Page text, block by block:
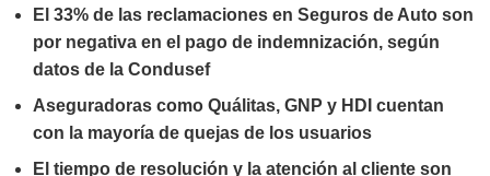
El 33% de las reclamaciones en Seguros de Auto son
por negativa en el pago de indemnización, según
datos de la Condusef
Aseguradoras como Quálitas, GNP y HDI cuentan
con la mayoría de quejas de los usuarios
El tiempo de resolución y la atención al cliente son